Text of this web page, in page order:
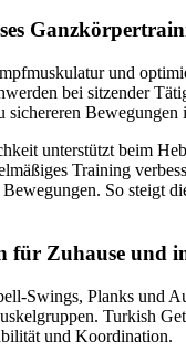
und
bei sitzender
sichereren Bewegungen
unterstützt beim
Training
So steigt
für Zuhause und
Swings, Planks und
Turkish
und Koordination.